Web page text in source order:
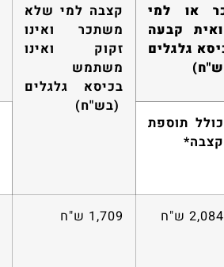
או למי
קבעה
גלגלים
קצבה למי שלא
משתכר ואינו
זקוק ואינו
משתמש
בכיסא גלגלים
(בש"ח)
כולל תוספת
קצבה*
2,084 ש"ח 1,709 ש"ח